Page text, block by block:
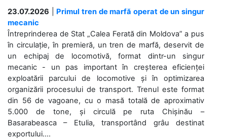
23.07.2026
Primul tren de marfă operat de un singur
mecanic
Întreprinderea de Stat „Calea Ferată din Moldova” a pus
în circulație, în premieră, un tren de marfă, deservit de
un echipaj de locomotivă, format dintr-un singur
mecanic - un pas important în creșterea eficienței
exploatării parcului de locomotive și în optimizarea
organizării procesului de transport. Trenul este format
din 56 de vagoane, cu o masă totală de aproximativ
5.000 de tone, și circulă pe ruta Chișinău –
Basarabeasca – Etulia, transportând grâu destinat
exportului....